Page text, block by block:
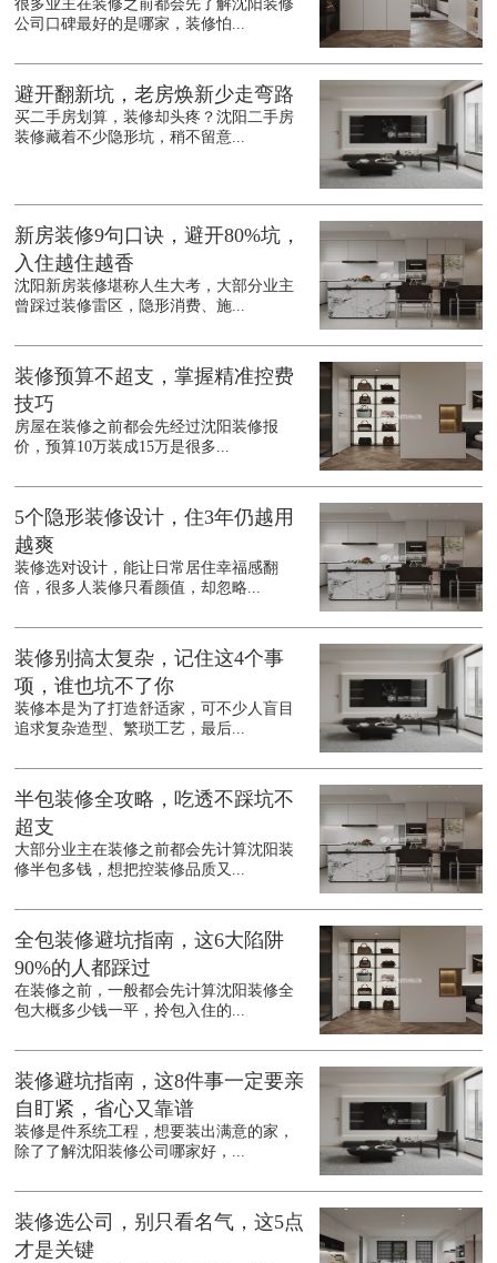
很多业主在装修之前都会先了解沈阳装修
公司口碑最好的是哪家，装修怕...
避开翻新坑，老房焕新少走弯路
买二手房划算，装修却头疼？沈阳二手房
装修藏着不少隐形坑，稍不留意...
新房装修9句口诀，避开80%坑，
入住越住越香
沈阳新房装修堪称人生大考，大部分业主
曾踩过装修雷区，隐形消费、施...
装修预算不超支，掌握精准控费
技巧
房屋在装修之前都会先经过沈阳装修报
价，预算10万装成15万是很多...
5个隐形装修设计，住3年仍越用
越爽
装修选对设计，能让日常居住幸福感翻
倍，很多人装修只看颜值，却忽略...
装修别搞太复杂，记住这4个事
项，谁也坑不了你
装修本是为了打造舒适家，可不少人盲目
追求复杂造型、繁琐工艺，最后...
半包装修全攻略，吃透不踩坑不
超支
大部分业主在装修之前都会先计算沈阳装
修半包多钱，想把控装修品质又...
全包装修避坑指南，这6大陷阱
90%的人都踩过
在装修之前，一般都会先计算沈阳装修全
包大概多少钱一平，拎包入住的...
装修避坑指南，这8件事一定要亲
自盯紧，省心又靠谱
装修是件系统工程，想要装出满意的家，
除了了解沈阳装修公司哪家好，...
装修选公司，别只看名气，这5点
才是关键